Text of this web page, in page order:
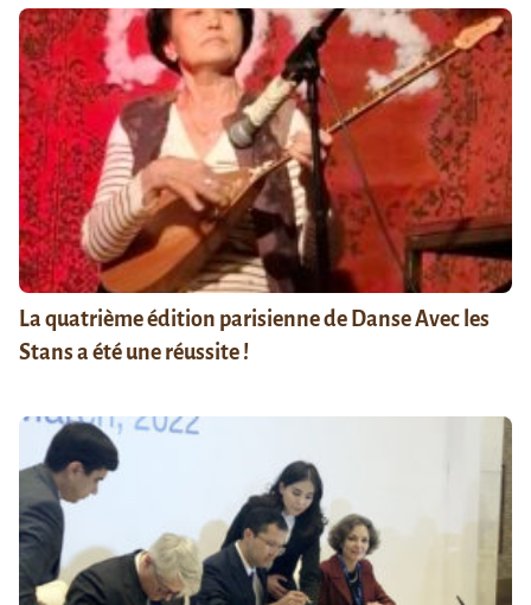
La quatrième édition parisienne de Danse Avec les
Stans a été une réussite !